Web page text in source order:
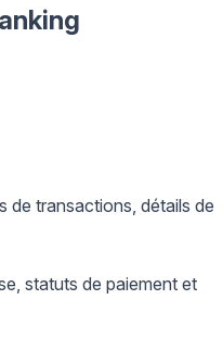
de transactions, détails de
statuts de paiement et